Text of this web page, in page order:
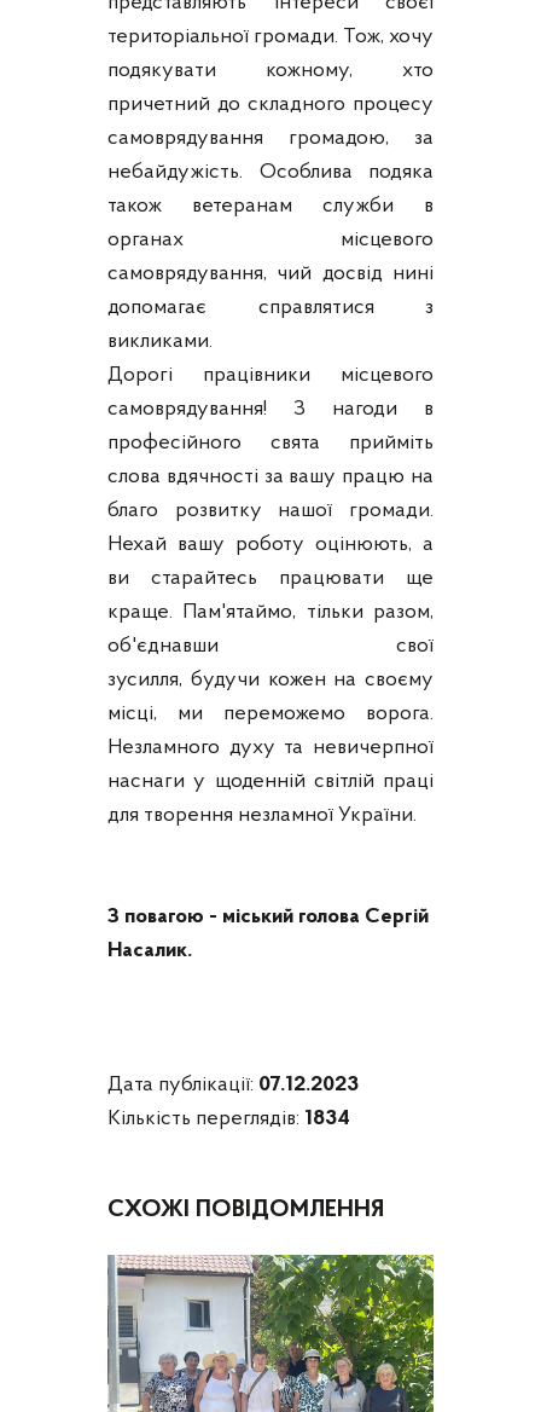
територіальної громади. Тож, хочу
подякувати кожному, хто
причетний до складного процесу
самоврядування громадою, за
небайдужість. Особлива подяка
також ветеранам служби в
органах місцевого
самоврядування, чий досвід нині
допомагає справлятися з
викликами.
Дорогі працівники місцевого
самоврядування! З нагоди в
професійного свята прийміть
слова вдячності за вашу працю на
благо розвитку нашої громади.
Нехай вашу роботу оцінюють, а
ви старайтесь працювати ще
краще. Пам'ятаймо, тільки разом,
об'єднавши свої
зусилля, будучи кожен на своєму
місці, ми переможемо ворога.
Незламного духу та невичерпної
наснаги у щоденній світлій праці
для творення незламної України.
З повагою - міський голова Сергій
Насалик.
Дата публікації: 07.12.2023
Кількість переглядів: 1834
СХОЖІ ПОВІДОМЛЕННЯ